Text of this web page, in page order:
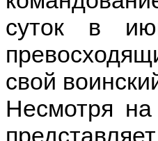
суток в
свой
Несмотря